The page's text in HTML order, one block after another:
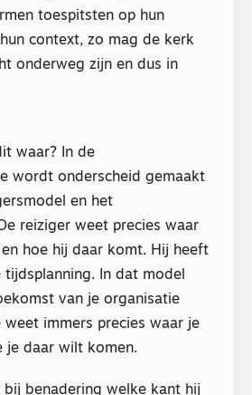
toespitsten op hun
context, zo mag de kerk
onderweg zijn en dus in
waar? In de
wordt onderscheid gemaakt
en het
reiziger weet precies waar
hoe hij daar komt. Hij heeft
In dat model
van je organisatie
immers precies waar je
je daar wilt komen.
benadering welke kant hij